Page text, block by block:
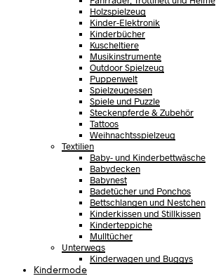
Holzspielzeug
Kinder-Elektronik
Kinderbücher
Kuscheltiere
Musikinstrumente
Outdoor Spielzeug
Puppenwelt
Spielzeugessen
Spiele und Puzzle
Steckenpferde & Zubehör
Tattoos
Weihnachtsspielzeug
Textilien
Baby- und Kinderbettwäsche
Babydecken
Babynest
Badetücher und Ponchos
Bettschlangen und Nestchen
Kinderkissen und Stillkissen
Kinderteppiche
Mulltücher
Unterwegs
Kinderwagen und Buggys
Kindermode